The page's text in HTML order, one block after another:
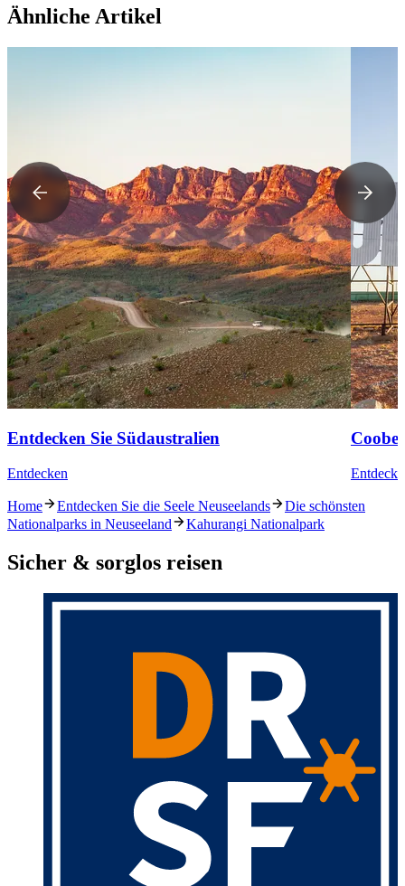
Ähnliche Artikel
Entdecken Sie Südaustralien
Entdecken
Home Entdecken Sie die Seele Neuseelands
Die schönsten
Nationalparks in Neuseeland
Kahurangi Nationalpark
Sicher & sorglos reisen